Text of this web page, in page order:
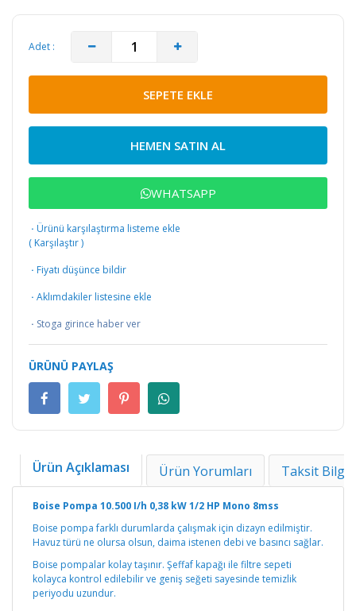
Adet :
SEPETE EKLE
HEMEN SATIN AL
WHATSAPP
· Ürünü karşılaştırma listeme ekle
( Karşılaştır)
· Fiyatı düşünce bildir
· Aklımdakiler listesine ekle
· Stoga girince haber ver
ÜRÜNÜ PAYLAŞ
Ürün Açıklaması Ürün Yorumları Taksit
Boise Pompa 10.500 I/h 0,38 kW 1/2 HP Mono 8mss
Boise pompa farklı durumlarda çalışmak için dizayn edilmiştir.
Havuz türü ne olursa olsun, daima istenen debi ve basıncı sağlar.
Boise pompalar kolay taşınır. Şeffaf kapağı ile filtre sepeti
kolayca kontrol edilebilir ve geniş seğeti sayesinde temizlik
periyodu uzundur.